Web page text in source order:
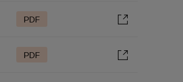
PDF
PDF